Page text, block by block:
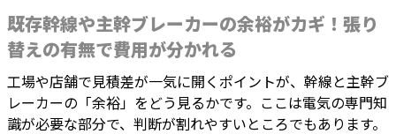
既存幹線や主幹ブレーカーの余裕がカギ！張り
替えの有無で費用が分かれる
工場や店舗で見積差が一気に開くポイントが、幹線と主幹ブ
レーカーの「余裕」をどう見るかです。ここは電気の専門知
識が必要な部分で、判断が割れやすいところでもあります。